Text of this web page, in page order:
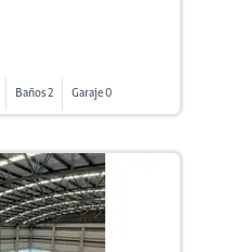
Baños 2 Garaje 0